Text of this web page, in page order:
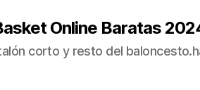
Online Baratas
corto y resto del